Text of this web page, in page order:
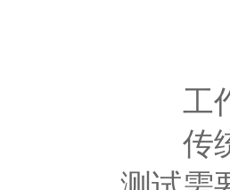
工作
传统